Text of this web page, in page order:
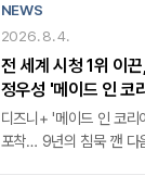
NEWS
2026. 8. 4.
전 세계 시청 1위 이끈
정우성 '메이드 인 코
귀환… 디즈니+ 내달
디즈니+ '메이드 인 코리
포착… 9년의 침묵 깬 다